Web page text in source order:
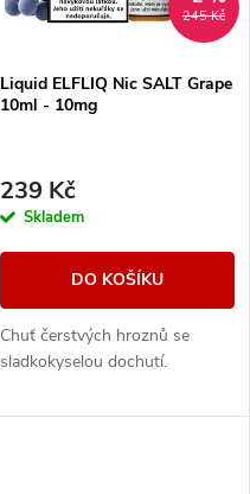
245 Kč
Liquid ELFLIQ Nic SALT Grape
10ml - 10mg
239 Kč
Skladem
DO KOŠÍKU
Chuť čerstvých hroznů se
sladkokyselou dochutí.